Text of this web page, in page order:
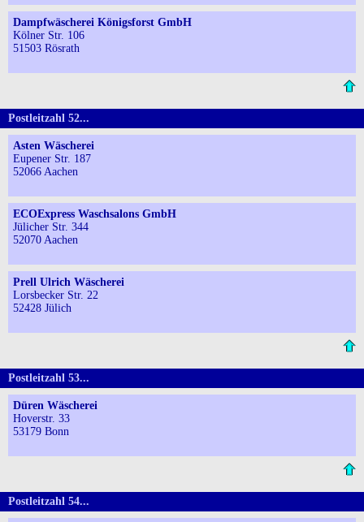
Dampfwäscherei Königsforst GmbH
Kölner Str. 106
51503 Rösrath
Postleitzahl 52...
Asten Wäscherei
Eupener Str. 187
52066 Aachen
ECOExpress Waschsalons GmbH
Jülicher Str. 344
52070 Aachen
Prell Ulrich Wäscherei
Lorsbecker Str. 22
52428 Jülich
Postleitzahl 53...
Düren Wäscherei
Hoverstr. 33
53179 Bonn
Postleitzahl 54...